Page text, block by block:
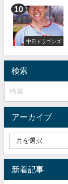
中日ドラゴンズ
検索
アーカイブ
新着記事